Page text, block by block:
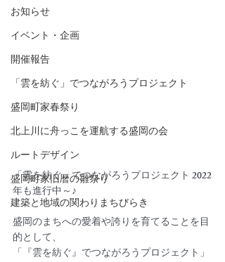
お知らせ
イベント・企画
開催報告
「雲を紡ぐ」でつながろうプロジェクト
盛岡町家春祭り
北上川に舟っこを運航する盛岡の会
ルートデザイン
盛岡町家旧暦の雛祭り
建築と地域の関わりまちびらき
「雲を紡ぐ」でつながろうプロジェクト 2022
年も進行中～♪
盛岡のまちへの愛着や誇りを育てることを目
的として、
「『雲を紡ぐ』でつながろうプロジェクト」